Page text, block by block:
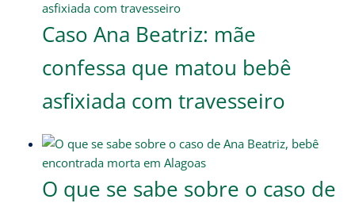
Caso Ana Beatriz: mãe
confessa que matou bebê
asfixiada com travesseiro
O que se sabe sobre o caso de